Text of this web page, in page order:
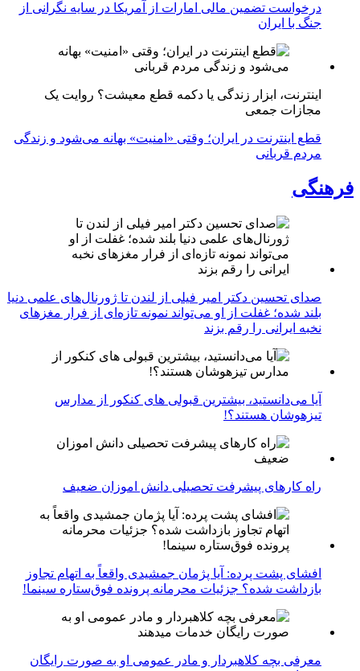
درخواست تضمین مالی امارات از آمریکا در سایه نگرانی از
جنگ با ایران
اینترنت، ابزار زندگی یا دکمه قطع معیشت؟ روایت یک
مجازات جمعی
قطع اینترنت در ایران؛ وقتی «امنیت» بهانه می‌شود و زندگی
مردم قربانی
فرهنگی
صدای تحسین دکتر امیر فیلی از لندن تا ژورنال‌های علمی دنیا
بلند شده؛ غفلت از او می‌تواند نمونه تازه‌ای از فرار مغزهای
نخبه ایرانی را رقم بزند
آیا می‌دانستید، بیشترین قبولی های کنکور از مدارس
تیزهوشان هستند؟!
راه کارهای پیشرفت تحصیلی دانش اموزان ضعیف
افشای پشت پرده: آیا پژمان جمشیدی واقعاً به اتهام تجاوز
بازداشت شده؟ جزئیات محرمانه پرونده فوق‌ستاره سینما!
معرفی بچه کلاهبردار و مادر عمومی او به صورت رایگان